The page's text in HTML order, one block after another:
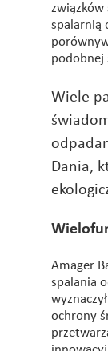
związków
spalarnią
podobnej
Wiele
Dania,
Amager
spalania
ochrony